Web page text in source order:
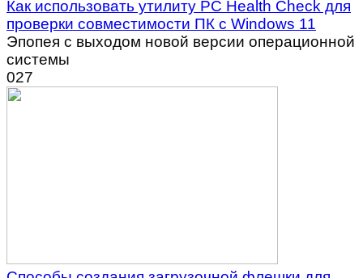
Как использовать утилиту PC Health Check для
проверки совместимости ПК с Windows 11
Эпопея с выходом новой версии операционной
системы
027